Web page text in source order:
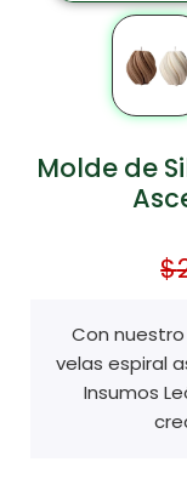
Molde de
$
Con
velas espiral
Insumos